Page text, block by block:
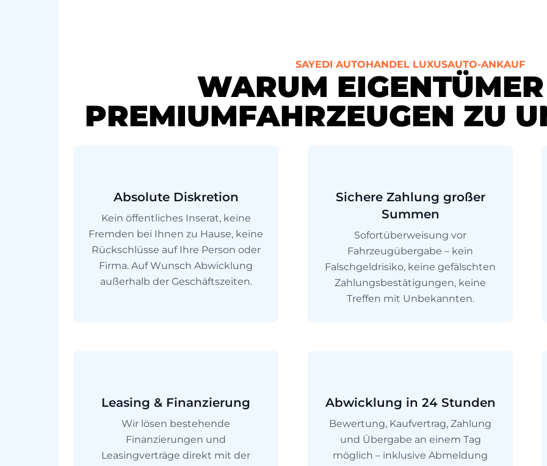
SAYEDI AUTOHANDEL LUXUSAUTO-ANKAUF
WARUM
PREMIUMFAHRZEUGEN ZU
Absolute Diskretion
Kein öffentliches Inserat, keine
Fremden bei Ihnen zu Hause, keine
Rückschlüsse auf Ihre Person oder
Firma. Auf Wunsch Abwicklung
außerhalb der Geschäftszeiten.
Sichere Zahlung großer
Summen
Sofortüberweisung vor
Fahrzeugübergabe – kein
Falschgeldrisiko, keine gefälschten
Zahlungsbestätigungen, keine
Treffen mit Unbekannten.
Leasing & Finanzierung
Wir lösen bestehende
Finanzierungen und
Leasingverträge direkt mit der
Abwicklung in 24 Stunden
Bewertung, Kaufvertrag, Zahlung
und Übergabe an einem Tag
möglich – inklusive Abmeldung